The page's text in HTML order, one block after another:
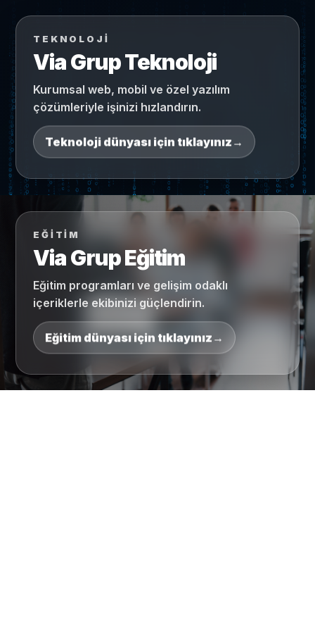
TEKNOLOJİ
Via Grup Teknoloji
Kurumsal web, mobil ve özel yazılım
çözümleriyle işinizi hızlandırın.
Teknoloji dünyası için tıklayınız
EĞİTİM
Via Grup Eğitim
Eğitim programları ve gelişim odaklı
içeriklerle ekibinizi güçlendirin.
Eğitim dünyası için tıklayınız